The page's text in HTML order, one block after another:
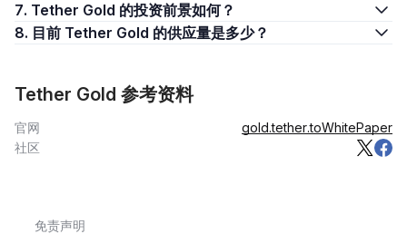
7. Tether Gold 的投资前景如何？
8. 目前 Tether Gold 的供应量是多少？
Tether Gold 参考资料
官网 gold.tether.toWhitePaper
社区
免责声明